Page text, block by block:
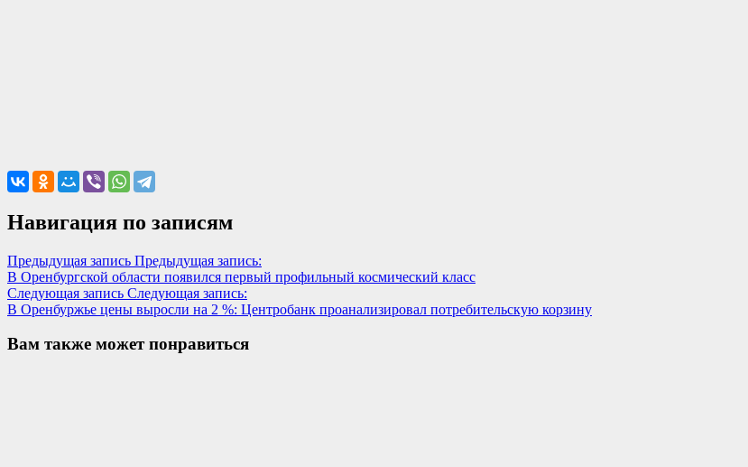
Навигация по записям
Предыдущая запись Предыдущая запись:
В Оренбургской области появился первый профильный космический класс
Следующая запись Следующая запись:
В Оренбуржье цены выросли на 2 %: Центробанк проанализировал потребительскую корзину
Вам также может понравиться